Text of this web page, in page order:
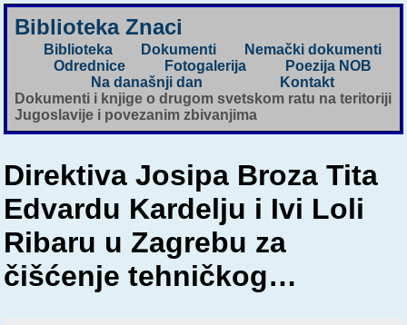
Biblioteka Znaci
Biblioteka Dokumenti
Nemački dokumenti
Odrednice
Fotogalerija
Poezija NOB
Na današnji dan
Kontakt
Dokumenti i knjige o drugom svetskom ratu na teritoriji
Jugoslavije i povezanim zbivanjima
Direktiva Josipa Broza Tita
Edvardu Kardelju i Ivi Loli
Ribaru u Zagrebu za
čišćenje tehničkog…